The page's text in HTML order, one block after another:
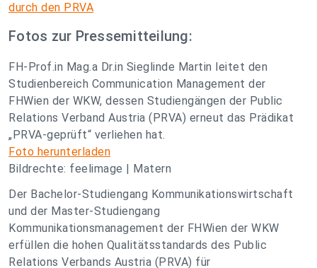
durch den PRVA
Fotos zur Pressemitteilung:
FH-Prof.in Mag.a Dr.in Sieglinde Martin leitet den
Studienbereich Communication Management der
FHWien der WKW, dessen Studiengängen der Public
Relations Verband Austria (PRVA) erneut das Prädikat
„PRVA-geprüft“ verliehen hat.
Foto herunterladen
Bildrechte: feelimage | Matern
Der Bachelor-Studiengang Kommunikationswirtschaft
und der Master-Studiengang
Kommunikationsmanagement der FHWien der WKW
erfüllen die hohen Qualitätsstandards des Public
Relations Verbands Austria (PRVA) für